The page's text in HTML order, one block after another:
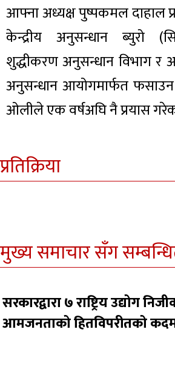
आफ्ना अध्यक्ष पुष्पकमल दाहाल
केन्द्रीय अनुसन्धान ब्युरो
शुद्धीकरण अनुसन्धान विभाग र
अनुसन्धान आयोगमार्फत
ओलीले एक वर्षअघि नै प्रयास
प्रतिक्रिया
मुख्य समाचार सँग
सरकारद्वारा ७ राष्ट्रिय उद्योग
आमजनताको हितविपरीतको